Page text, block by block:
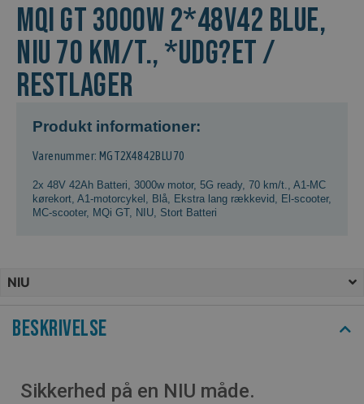
MQi GT 3000w 2*48v42 Blue,
NIU 70 km/t., *Udg?et /
Restlager
Produkt informationer:
Varenummer: MGT2X4842BLU70
2x 48V 42Ah Batteri 3000w motor, 5G ready, 70 km/t.
A1-MC
kørekort A1-motorcykel Blå Ekstra lang rækkevid El-scooter,
MC-scooter, MQi GT, NIU Stort Batteri
NIU
Beskrivelse
Sikkerhed på en NIU måde.